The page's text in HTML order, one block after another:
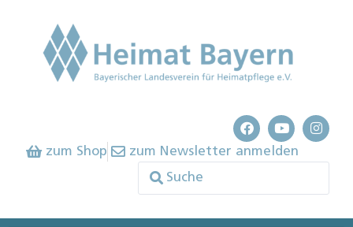
zum Shop zum Newsletter anmelden